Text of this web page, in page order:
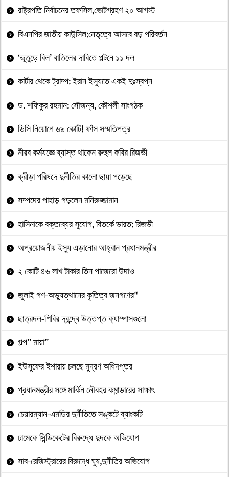
রাষ্ট্রপতি নির্বাচনের তফসিল,ভোটগ্রহণ ২০ আগস্ট
বিএনপির জাতীয় কাউন্সিল:নেতৃত্বে আসবে বড় পরিবর্তন
‘ভূতুড়ে বিল’ বাতিলের দাবিতে পল্টনে ১১ দল
কার্টার থেকে ট্রাম্প: ইরান ইস্যুতে একই দুঃস্বপ্ন
ড. শফিকুর রহমান: সৌজন্য, কৌশলী সাংগঠক
ডিসি নিয়োগে ৬৯ কোটি! ফাঁস সম্মতিপত্র
নীরব কর্মযজ্ঞে ব্যাস্ত থাকেন রুহুল কবির রিজভী
ক্রীড়া পরিষদে দুর্নীতির কালো ছায়া পড়েছে
সম্পদের পাহাড় গড়লেন মনিরুজ্জামান
হাসিনাকে বক্তব্যের সুযোগ, বিতর্কে ভারত: রিজভী
অপ্রয়োজনীয় ইস্যু এড়ানোর আহ্বান প্রধানমন্ত্রীর
২ কোটি ৪৬ লাখ টাকার তিন পাজেরো উদাও
জুলাই গণ-অভ্যুত্থানের কৃতিত্ব জনগণের"
ছাত্রদল-শিবির দ্বন্দ্বে উত্তপ্ত ক্যাম্পাসগুলো
গল্প” মায়া”
ইউসুফের ইশারায় চলছে মুদ্রণ অধিদপ্তর
প্রধানমন্ত্রীর সঙ্গে মার্কিন নৌবহর কমান্ডারের সাক্ষাৎ
চেয়ারম্যান-এমডির দুর্নীতিতে সঙ্কটে ব্যাংকটি
ঢামেকে সিন্ডিকেটের বিরুদ্ধে দুদকে অভিযোগ
সাব-রেজিস্ট্রারের বিরুদ্ধে ঘুষ,দুর্নীতির অভিযোগ